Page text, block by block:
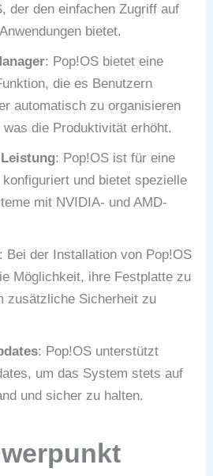
der den einfachen Zugriff auf
bietet.
: Pop!OS bietet eine
die es Benutzern
automatisch zu organisieren
die Produktivität erhöht.
: Pop!OS ist für eine
und bietet spezielle
mit NVIDIA- und AMD-
: Bei der Installation von Pop!OS
Möglichkeit, ihre Festplatte zu
zusätzliche Sicherheit zu
: Pop!OS unterstützt
um das System stets auf
und sicher zu halten.